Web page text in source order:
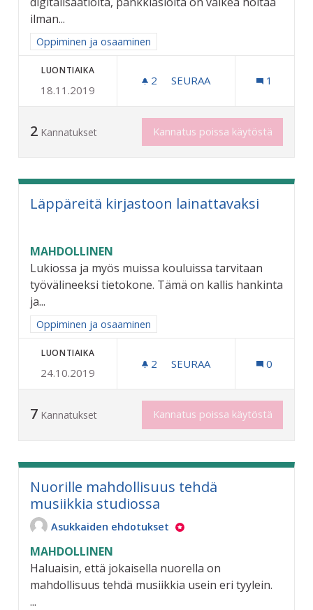
ilman...
Rajaa tulokset aihepiirin mukaan: Oppiminen ja osaaminen
Oppiminen ja osaaminen
LUONTIAIKA
18.11.2019
2 2 SEURAAJAA
SEURAA 1
2 Kannatukset Kannatus poissa käytöstä
Läppäreitä kirjastoon lainattavaksi
MAHDOLLINEN
Lukiossa ja myös muissa kouluissa tarvitaan
työvälineeksi tietokone. Tämä on kallis hankinta
ja...
Rajaa tulokset aihepiirin mukaan: Oppiminen ja osaaminen
Oppiminen ja osaaminen
LUONTIAIKA
24.10.2019
2 2 SEURAAJAA
SEURAA 0
7 Kannatukset Kannatus poissa käytöstä
Nuorille mahdollisuus tehdä
musiikkia studiossa
Asukkaiden ehdotukset
MAHDOLLINEN
Haluaisin, että jokaisella nuorella on
mahdollisuus tehdä musiikkia usein eri tyylein.
...